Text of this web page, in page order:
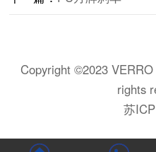
Copyright ©2023
rights
苏